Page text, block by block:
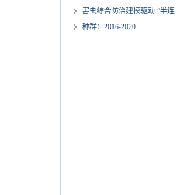
害虫综合防治建模驱动 “半连...
种群：2016-2020